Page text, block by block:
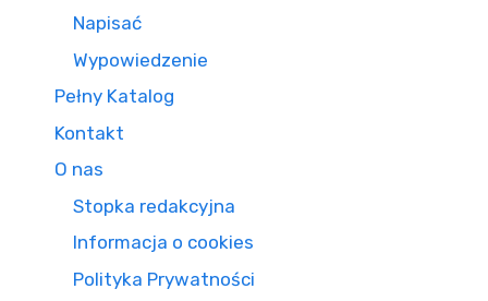
Napisać
Wypowiedzenie
Pełny Katalog
Kontakt
O nas
Stopka redakcyjna
Informacja o cookies
Polityka Prywatności